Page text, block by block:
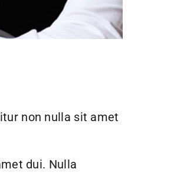
non nulla sit amet
dui. Nulla